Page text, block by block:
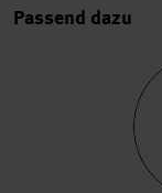
Passend dazu